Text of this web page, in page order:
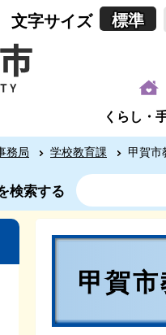
文字サイズ 標準
くらし・
務局 学校教育課 甲賀市
検索する
甲賀